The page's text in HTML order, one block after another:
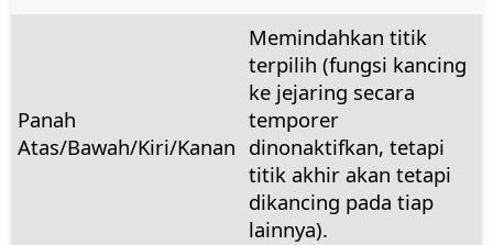
Panah
Atas/Bawah/Kiri/Kanan
Memindahkan titik
terpilih (fungsi kancing
ke jejaring secara
temporer
dinonaktifkan, tetapi
titik akhir akan tetapi
dikancing pada tiap
lainnya).